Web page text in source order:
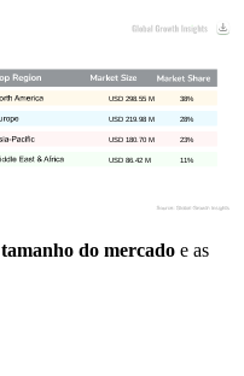
11%
USD 86.42 M
23%
USD 180.70 M
28%
USD 219.98 M
38%
USD 298.55 M
tamanho do mercado e as